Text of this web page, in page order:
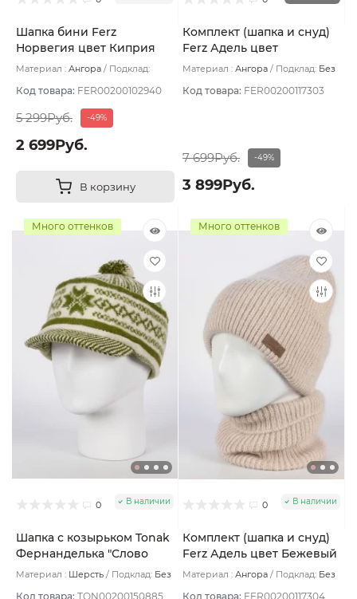
Шапка бини Ferz
Норвегия цвет Киприя
Материал : Ангора
Подклад:
Код товара: FER00200102940
5 299Руб. -49%
2 699Руб.
В корзину
Комплект (шапка и снуд)
Ferz Адель цвет
Пудровый
Материал : Ангора Подклад: Без
Код товара: FER00200117303
7 699Руб. -49%
3 899Руб.
Много оттенков
0 В наличии
Шапка с козырьком Tonak
Фернанделька "Слово
пацана" цвет зелен св/бел
Материал : Шерсть Подклад: Без
Код товара: TON00200150885
Много оттенков
0 В наличии
Комплект (шапка и снуд)
Ferz Адель цвет Бежевый
светлый
Материал : Ангора Подклад: Без
Код товара: FER00200117304